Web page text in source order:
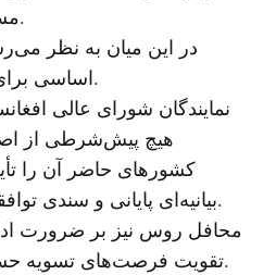
مسائل داخلی خواهد رسید.
در این میان به نظر
اساسی برای گفتگوی مستقیم است.
نمایندگان شورای عالی
هیچ پیش‌شرطی از
کشورهای حاضر آن را
بیانیه‌ای پایانی و سندی توافقی مشترک در برنداشت.
محافل روس نیز بر ضرورت
تقویت فرصت‌های تسویه حساب سیاسی تأکید کردند.